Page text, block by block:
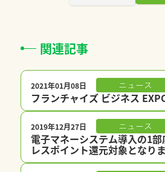
関連記事
2021年01月08日 ニュース
フランチャイズ ビジネス
2019年12月27日 ニュース
電子マネーシステム導入の1
レスポイント還元対象となりま